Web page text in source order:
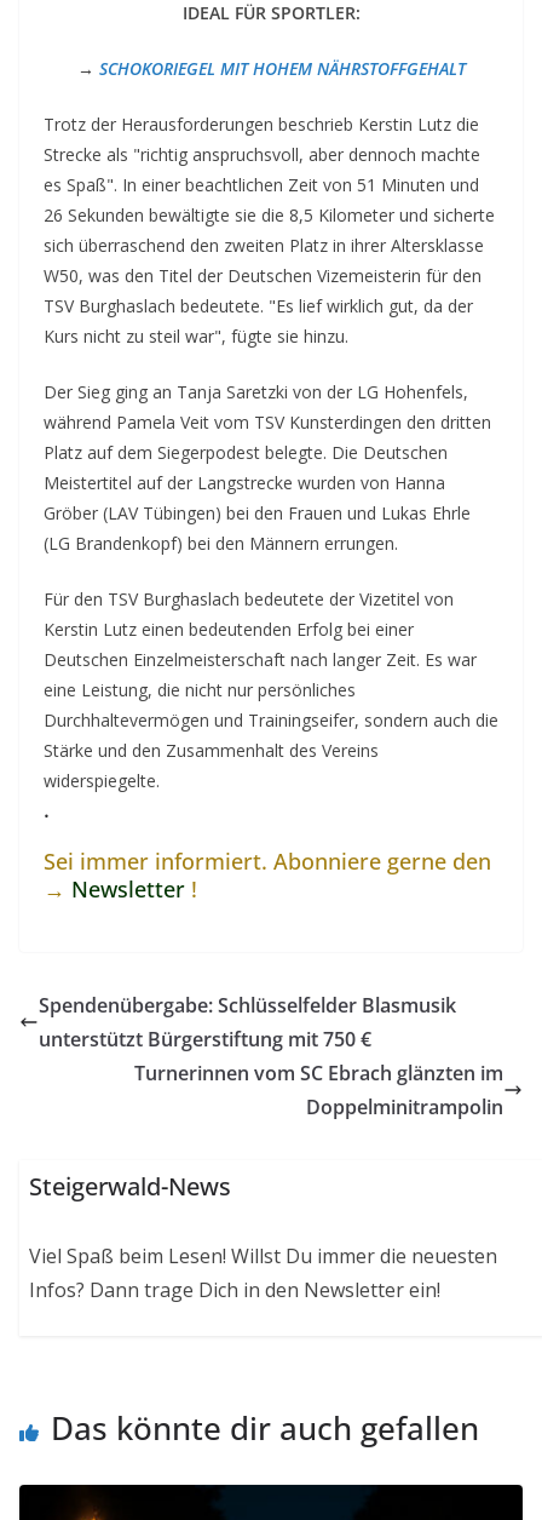
IDEAL FÜR SPORTLER:
→ SCHOKORIEGEL MIT HOHEM NÄHRSTOFFGEHALT
Trotz der Herausforderungen beschrieb Kerstin Lutz die
Strecke als "richtig anspruchsvoll, aber dennoch machte
es Spaß". In einer beachtlichen Zeit von 51 Minuten und
26 Sekunden bewältigte sie die 8,5 Kilometer und sicherte
sich überraschend den zweiten Platz in ihrer Altersklasse
W50, was den Titel der Deutschen Vizemeisterin für den
TSV Burghaslach bedeutete. "Es lief wirklich gut, da der
Kurs nicht zu steil war", fügte sie hinzu.
Der Sieg ging an Tanja Saretzki von der LG Hohenfels,
während Pamela Veit vom TSV Kunsterdingen den dritten
Platz auf dem Siegerpodest belegte. Die Deutschen
Meistertitel auf der Langstrecke wurden von Hanna
Gröber (LAV Tübingen) bei den Frauen und Lukas Ehrle
(LG Brandenkopf) bei den Männern errungen.
Für den TSV Burghaslach bedeutete der Vizetitel von
Kerstin Lutz einen bedeutenden Erfolg bei einer
Deutschen Einzelmeisterschaft nach langer Zeit. Es war
eine Leistung, die nicht nur persönliches
Durchhaltevermögen und Trainingseifer, sondern auch die
Stärke und den Zusammenhalt des Vereins
widerspiegelte.
.
Sei immer informiert. Abonniere gerne den
→ Newsletter !
Spendenübergabe: Schlüsselfelder Blasmusik
unterstützt Bürgerstiftung mit 750 €
Turnerinnen vom SC Ebrach glänzten im
Doppelminitrampolin
Steigerwald-News
Viel Spaß beim Lesen! Willst Du immer die neuesten
Infos? Dann trage Dich in den Newsletter ein!
Das könnte dir auch gefallen